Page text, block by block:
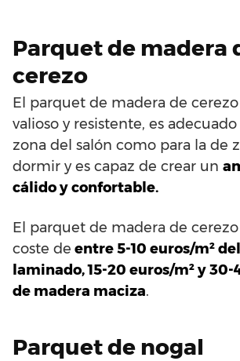
Parquet de madera
cerezo
El parquet de madera de
valioso y resistente, es
zona del salón como para la de
dormir y es capaz de crear un
cálido y confortable.
El parquet de madera de
coste de entre 5-10 euros/m²
laminado, 15-20 euros/m² y 30-
de madera maciza.
Parquet de nogal